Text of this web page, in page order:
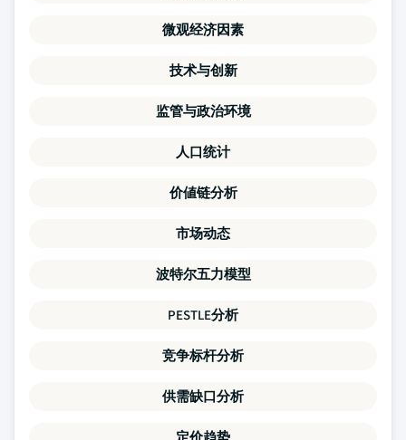
微观经济因素
技术与创新
监管与政治环境
人口统计
价値链分析
市场动态
波特尔五力模型
PESTLE分析
竞争标杆分析
供需缺口分析